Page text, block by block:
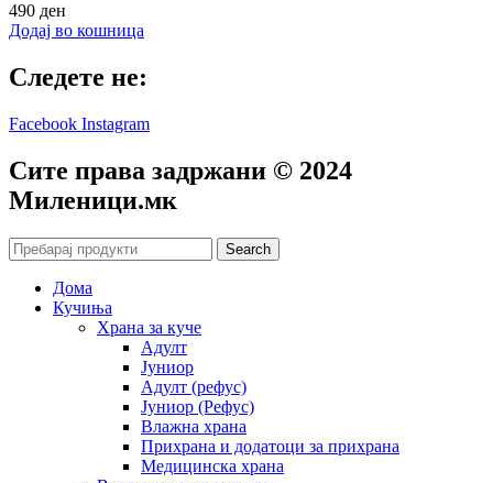
490 ден
Додај во кошница
Следете не:
Facebook Instagram
Сите права задржани © 2024
Mиленици.мк
Search
Дома
Кучиња
Храна за куче
Адулт
Јуниор
Адулт (рефус)
Јуниор (Рефус)
Влажна храна
Прихрана и додатоци за прихрана
Медицинска храна